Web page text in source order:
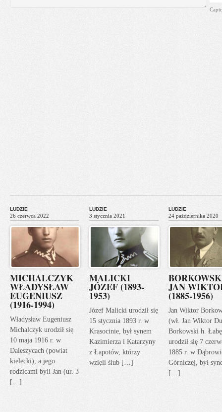
LUDZIE
26 czerwca 2022
MICHALCZYK
WŁADYSŁAW
EUGENIUSZ
(1916-1994)
Władysław Eugeniusz
Michalczyk urodził się
10 maja 1916 r. w
Daleszycach (powiat
kielecki), a jego
rodzicami byli Jan (ur. 3
[…]
LUDZIE
3 stycznia 2021
MALICKI
JÓZEF (1893-
1953)
Józef Malicki urodził się
15 stycznia 1893 r. w
Krasocinie, był synem
Kazimierza i Katarzyny
z Łapotów, którzy
wzięli ślub […]
LUDZIE
24 października 2020
JAN
(1885-1956)
Jan Wiktor
(wł. Jan Wiktor
Borkowski h.
urodził się 7
1885 r. w
Górniczej, był
[…]